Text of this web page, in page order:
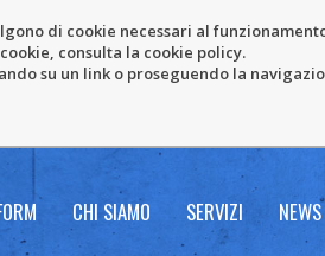
di cookie necessari al
consulta la cookie policy.
su un link o proseguendo la
CHI SIAMO SERVIZI NEWS